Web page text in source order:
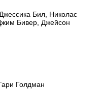
Бил, Николас
Бивер, Джейсон
Голдман